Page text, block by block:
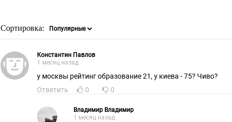
Сортировка:
Константин Павлов
1 месяц назад
у москвы рейтинг образование 21, у киева - 75? Чиво?
Ответить
0 0
Владимир Владимир
1 месяц назад